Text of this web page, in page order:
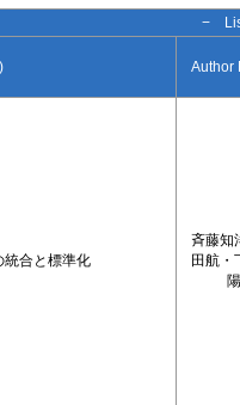
−
Author
統合と標準化
斉藤知
田航・
陽